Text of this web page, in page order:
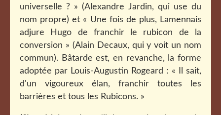
universelle ? » (Alexandre Jardin, qui use du
nom propre) et « Une fois de plus, Lamennais
adjure Hugo de franchir le rubicon de la
conversion » (Alain Decaux, qui y voit un nom
commun). Bâtarde est, en revanche, la forme
adoptée par Louis-Augustin Rogeard : « Il sait,
d'un vigoureux élan, franchir toutes les
barrières et tous les Rubicons. »